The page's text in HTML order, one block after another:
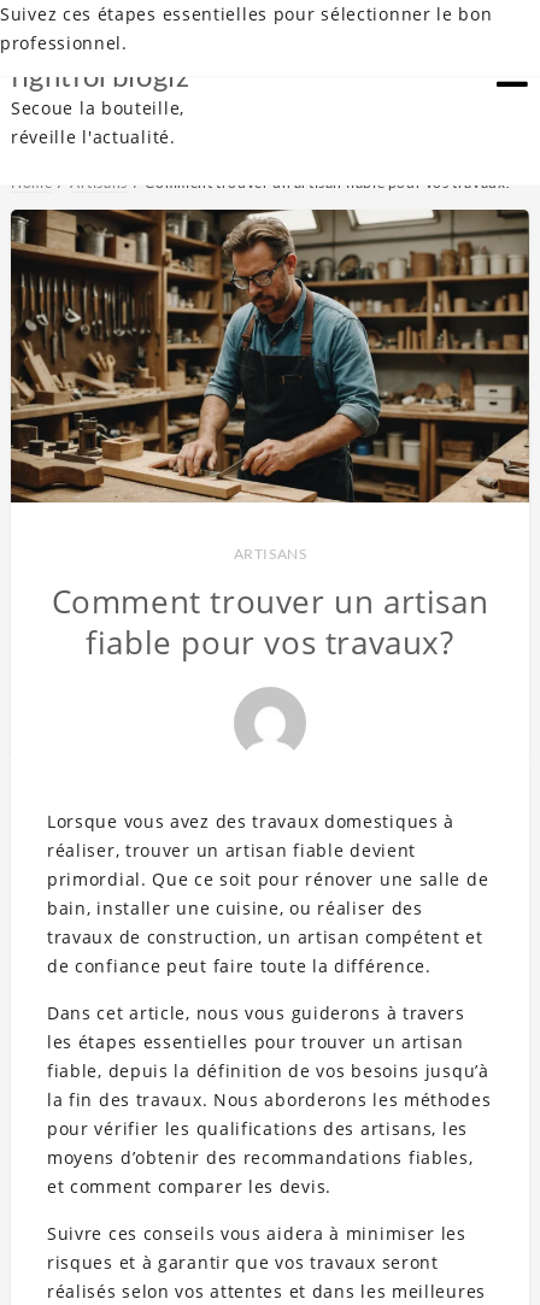
fightforblogiz
Secoue la bouteille,
réveille l'actualité.
Home Artisans Comment trouver un artisan fiable pour vos travaux?
ARTISANS
Comment trouver un artisan
fiable pour vos travaux?
Suivez ces étapes essentielles pour sélectionner le bon
professionnel.
Lorsque vous avez des travaux domestiques à
réaliser, trouver un artisan fiable devient
primordial. Que ce soit pour rénover une salle de
bain, installer une cuisine, ou réaliser des
travaux de construction, un artisan compétent et
de confiance peut faire toute la différence.
Dans cet article, nous vous guiderons à travers
les étapes essentielles pour trouver un artisan
fiable, depuis la définition de vos besoins jusqu’à
la fin des travaux. Nous aborderons les méthodes
pour vérifier les qualifications des artisans, les
moyens d’obtenir des recommandations fiables,
et comment comparer les devis.
Suivre ces conseils vous aidera à minimiser les
risques et à garantir que vos travaux seront
réalisés selon vos attentes et dans les meilleures